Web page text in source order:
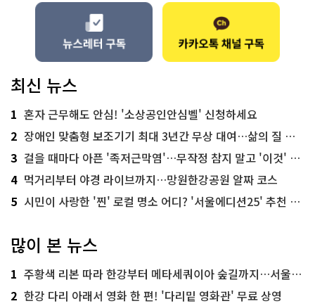
최신 뉴스
1 혼자 근무해도 안심! '소상공인안심벨' 신청하세요
2 장애인 맞춤형 보조기기 최대 3년간 무상 대여…삶의 질 높인다
3 걸을 때마다 아픈 '족저근막염'…무작정 참지 말고 '이것' 해보세요!
4 먹거리부터 야경 라이브까지…망원한강공원 알짜 코스
5 시민이 사랑한 '찐' 로컬 명소 어디? '서울에디션25' 추천 코스
많이 본 뉴스
1 주황색 리본 따라 한강부터 메타세쿼이아 숲길까지…서울둘레길 15코스
2 한강 다리 아래서 영화 한 편! '다리밑 영화관' 무료 상영